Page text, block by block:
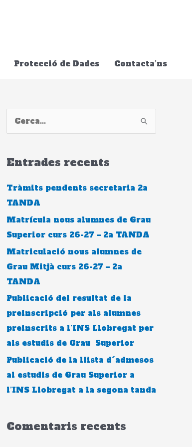
Protecció de Dades Contacta’ns
c
a
:
Entrades recents
Tràmits pendents secretaria 2a
TANDA
Matrícula nous alumnes de Grau
Superior curs 26-27 – 2a TANDA
Matriculació nous alumnes de
Grau Mitjà curs 26-27 – 2a
TANDA
Publicació del resultat de la
preinscripció per als alumnes
preinscrits a l’INS Llobregat per
als estudis de Grau Superior
Publicació de la llista d´admesos
al estudis de Grau Superior a
l’INS Llobregat a la segona tanda
Comentaris recents